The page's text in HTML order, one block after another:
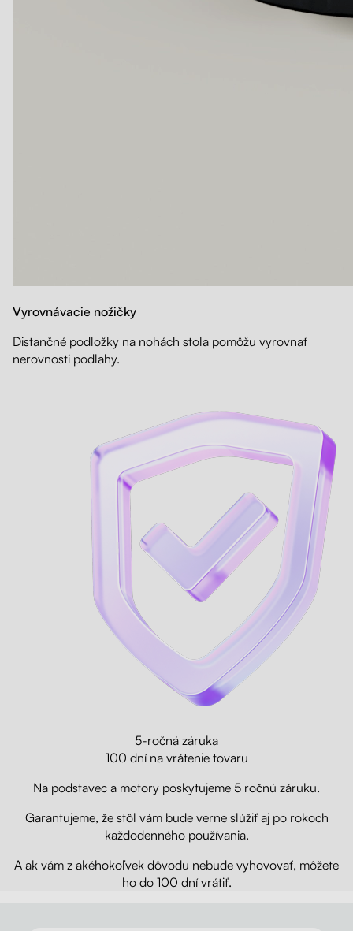
Vyrovnávacie nožičky
Distančné podložky na nohách stola pomôžu vyrovnať
nerovnosti podlahy.
5-ročná záruka
100 dní na vrátenie tovaru
Na podstavec a motory poskytujeme 5 ročnú záruku.
Garantujeme, že stôl vám bude verne slúžiť aj po rokoch
každodenného používania.
A ak vám z akéhokoľvek dôvodu nebude vyhovovať, môžete
ho do 100 dní vrátiť.